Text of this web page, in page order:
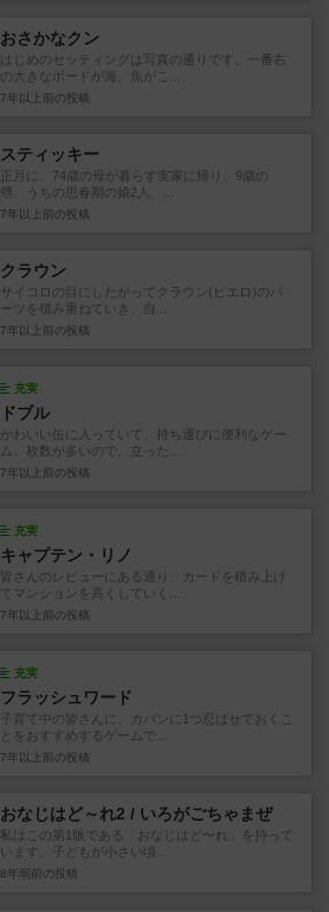
おさかなクン
はじめのセッティングは写真の通りです。一番右
の大きなボードが海。魚がこ...
7年以上前 の投稿
スティッキー
正月に、74歳の母が暮らす実家に帰り、9歳の
甥、うちの思春期の娘2人、...
7年以上前 の投稿
クラウン
サイコロの目にしたがってクラウン(ピエロ)のパ
ーツを積み重ねていき、自...
7年以上前 の投稿
充実
ドブル
かわいい缶に入っていて、持ち運びに便利なゲー
ム。枚数が多いので、立った...
7年以上前 の投稿
充実
キャプテン・リノ
皆さんのレビューにある通り、カードを積み上げ
てマンションを高くしていく...
7年以上前 の投稿
充実
フラッシュワード
子育て中の皆さんに、カバンに1つ忍ばせておくこ
とをおすすめするゲームで...
7年以上前 の投稿
おなじはど～れ2 / いろがごちゃまぜ
私はこの第1版である「おなじはど〜れ」を持って
います。子どもが小さい頃...
8年弱前 の投稿